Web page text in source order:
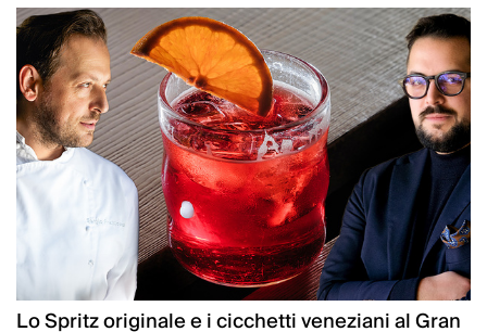
Lo Spritz originale e i cicchetti veneziani al Gran